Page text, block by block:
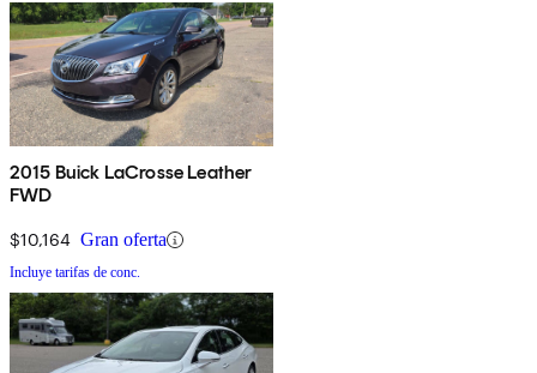
2015 Buick LaCrosse Leather
FWD
$10,164 Gran oferta
Incluye tarifas de conc.